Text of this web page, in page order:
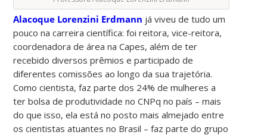
Alacoque Lorenzini Erdmann já viveu de tudo um
pouco na carreira científica: foi reitora, vice-reitora,
coordenadora de área na Capes, além de ter
recebido diversos prêmios e participado de
diferentes comissões ao longo da sua trajetória.
Como cientista, faz parte dos 24% de mulheres a
ter bolsa de produtividade no CNPq no país – mais
do que isso, ela está no posto mais almejado entre
os cientistas atuantes no Brasil – faz parte do grupo